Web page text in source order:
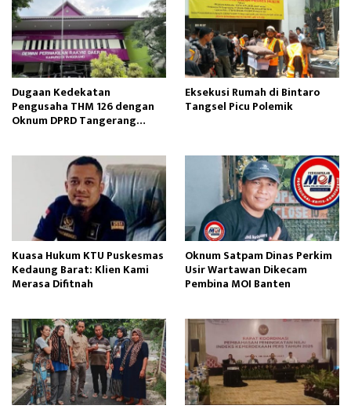
Dugaan Kedekatan
Pengusaha THM 126 dengan
Oknum DPRD Tangerang
Eksekusi Rumah di Bintaro
Tangsel Picu Polemik
Kuasa Hukum KTU Puskesmas
Kedaung Barat: Klien Kami
Merasa Difitnah
Oknum Satpam Dinas Perkim
Usir Wartawan Dikecam
Pembina MOI Banten